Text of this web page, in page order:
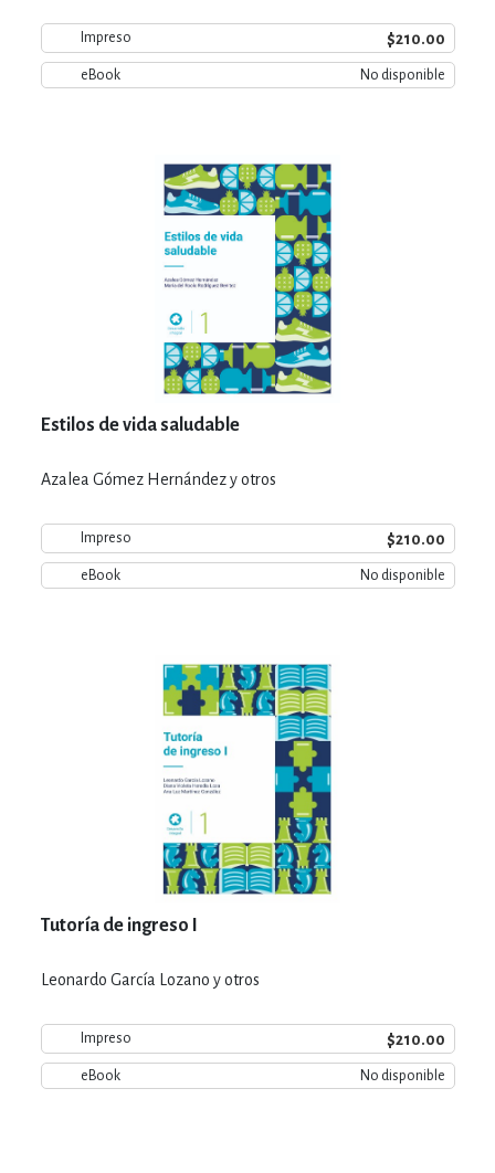
Impreso $210.00
eBook No disponible
Estilos de vida saludable
Azalea Gómez Hernández y otros
Impreso $210.00
eBook No disponible
Tutoría de ingreso I
Leonardo García Lozano y otros
Impreso $210.00
eBook No disponible